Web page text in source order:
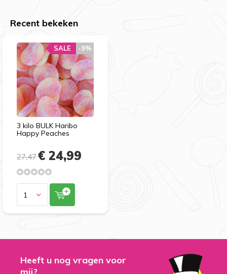
Recent bekeken
3 kilo BULK Haribo
Happy Peaches
-9%
SALE
27,47€ 24,99
Heeft u nog vragen voor